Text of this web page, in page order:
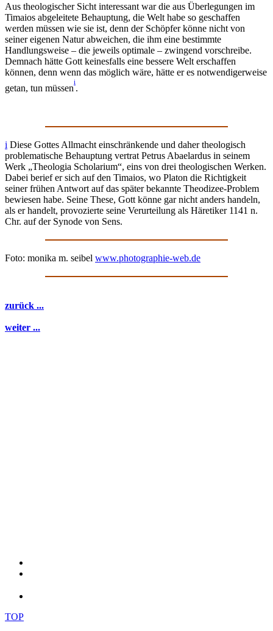
Aus theologischer Sicht interessant war die aus Überlegungen im
Timaios abgeleitete Behauptung, die Welt habe so geschaffen
werden müssen wie sie ist, denn der Schöpfer könne nicht von
seiner eigenen Natur abweichen, die ihm eine bestimmte
Handlungsweise – die jeweils optimale – zwingend vorschreibe.
Demnach hätte Gott keinesfalls eine bessere Welt erschaffen
können, denn wenn das möglich wäre, hätte er es notwendigerweise
getan, tun müssen
i
i Diese Gottes Allmacht einschränkende und daher theologisch
problematische Behauptung vertrat Petrus Abaelardus in seinem
Werk „Theologia Scholarium“, eins von drei theologischen Werken.
Dabei berief er sich auf den Timaios, wo Platon die Richtigkeit
seiner frühen Antwort auf das später bekannte Theodizee-Problem
bewiesen habe. Seine These, Gott könne gar nicht anders handeln,
als er handelt, provozierte seine Verurteilung als Häretiker 1141 n.
Chr. auf der Synode von Sens.
Foto: monika m. seibel www.photographie-web.de
zurück ...
weiter ...
TOP